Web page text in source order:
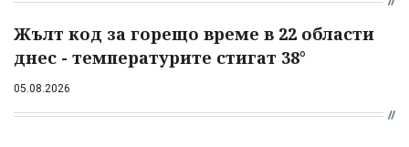
Жълт код за горещо време в 22 области
днес - температурите стигат 38°
05.08.2026